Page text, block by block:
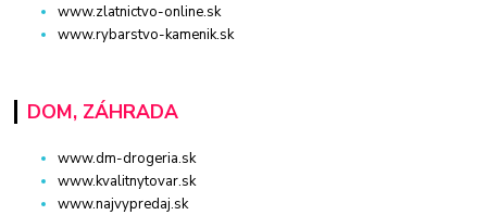
www.zlatnictvo-online.sk
www.rybarstvo-kamenik.sk
DOM, ZÁHRADA
www.dm-drogeria.sk
www.kvalitnytovar.sk
www.najvypredaj.sk